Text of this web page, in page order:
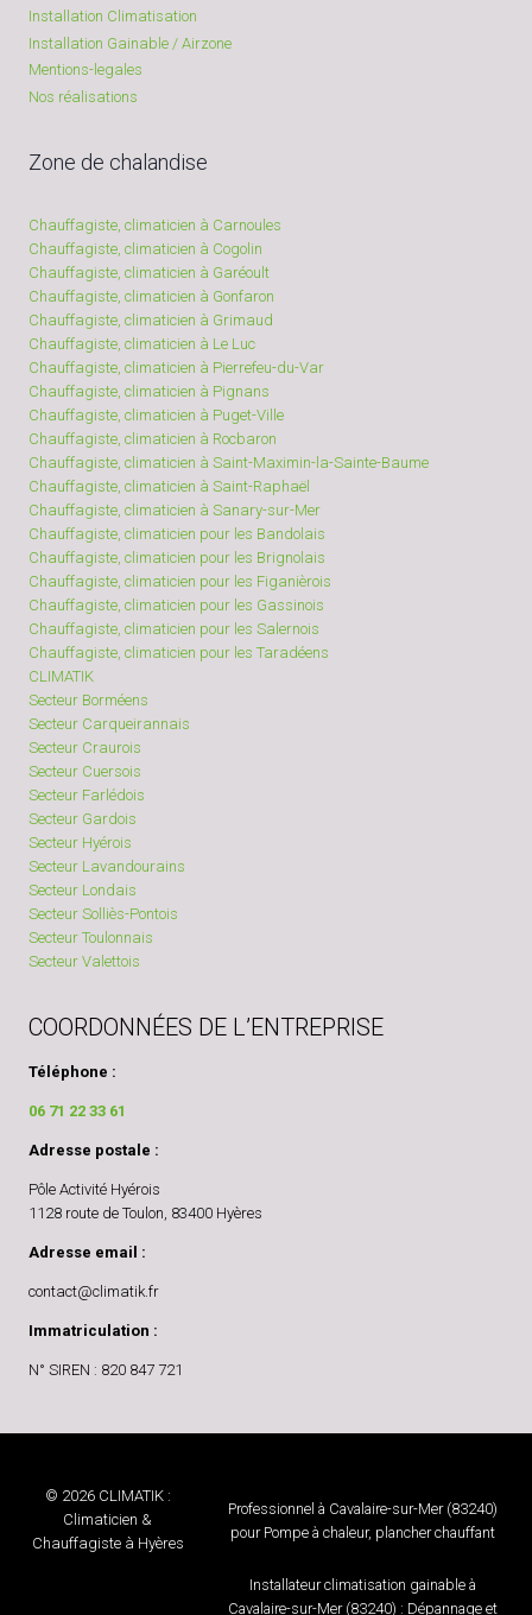
Installation Climatisation
Installation Gainable / Airzone
Mentions-legales
Nos réalisations
Zone de chalandise
Chauffagiste, climaticien à Carnoules
Chauffagiste, climaticien à Cogolin
Chauffagiste, climaticien à Garéoult
Chauffagiste, climaticien à Gonfaron
Chauffagiste, climaticien à Grimaud
Chauffagiste, climaticien à Le Luc
Chauffagiste, climaticien à Pierrefeu-du-Var
Chauffagiste, climaticien à Pignans
Chauffagiste, climaticien à Puget-Ville
Chauffagiste, climaticien à Rocbaron
Chauffagiste, climaticien à Saint-Maximin-la-Sainte-Baume
Chauffagiste, climaticien à Saint-Raphaël
Chauffagiste, climaticien à Sanary-sur-Mer
Chauffagiste, climaticien pour les Bandolais
Chauffagiste, climaticien pour les Brignolais
Chauffagiste, climaticien pour les Figanièrois
Chauffagiste, climaticien pour les Gassinois
Chauffagiste, climaticien pour les Salernois
Chauffagiste, climaticien pour les Taradéens
CLIMATIK
Secteur Borméens
Secteur Carqueirannais
Secteur Craurois
Secteur Cuersois
Secteur Farlédois
Secteur Gardois
Secteur Hyérois
Secteur Lavandourains
Secteur Londais
Secteur Solliès-Pontois
Secteur Toulonnais
Secteur Valettois
COORDONNÉES DE L’ENTREPRISE
Téléphone :
06 71 22 33 61
Adresse postale :
Pôle Activité Hyérois
1128 route de Toulon, 83400 Hyères
Adresse email :
contact@climatik.fr
Immatriculation :
N° SIREN : 820 847 721
© 2026 CLIMATIK :
Climaticien &
Chauffagiste à Hyères
Professionnel à Cavalaire-sur-Mer (83240)
pour Pompe à chaleur, plancher chauffant
Installateur climatisation gainable à
Cavalaire-sur-Mer (83240) : Dépannage et